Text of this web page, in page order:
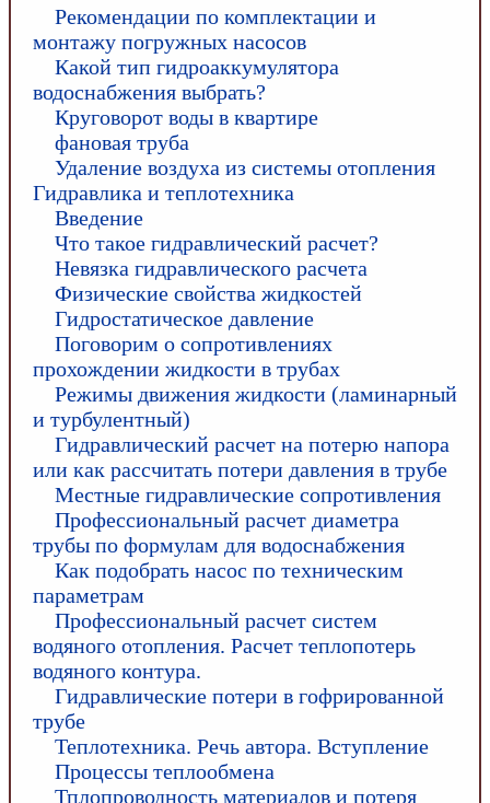
Рекомендации по комплектации и
монтажу погружных насосов
Какой тип гидроаккумулятора
водоснабжения выбрать?
Круговорот воды в квартире
фановая труба
Удаление воздуха из системы отопления
Гидравлика и теплотехника
Введение
Что такое гидравлический расчет?
Невязка гидравлического расчета
Физические свойства жидкостей
Гидростатическое давление
Поговорим о сопротивлениях
прохождении жидкости в трубах
Режимы движения жидкости (ламинарный
и турбулентный)
Гидравлический расчет на потерю напора
или как рассчитать потери давления в трубе
Местные гидравлические сопротивления
Профессиональный расчет диаметра
трубы по формулам для водоснабжения
Как подобрать насос по техническим
параметрам
Профессиональный расчет систем
водяного отопления. Расчет теплопотерь
водяного контура.
Гидравлические потери в гофрированной
трубе
Теплотехника. Речь автора. Вступление
Процессы теплообмена
Тплопроводность материалов и потеря